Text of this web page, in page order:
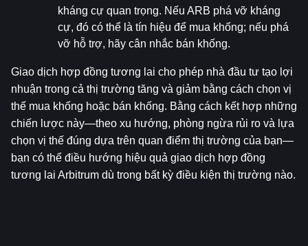
kháng cự quan trọng. Nếu ARB phá vỡ kháng
cự, đó có thể là tín hiệu để mua khống; nếu phá
vỡ hỗ trợ, hãy cân nhắc bán khống.
Giao dịch hợp đồng tương lai cho phép nhà đầu tư tạo lợi
nhuận trong cả thị trường tăng và giảm bằng cách chọn vị
thế mua khống hoặc bán khống. Bằng cách kết hợp những
chiến lược này—theo xu hướng, phòng ngừa rủi ro và lựa
chọn vị thế đúng dựa trên quan điểm thị trường của bạn—
bạn có thể điều hướng hiệu quả giao dịch hợp đồng
tương lai Arbitrum dù trong bất kỳ điều kiện thị trường nào.